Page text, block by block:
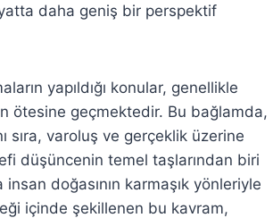
daha geniş bir perspektif
yapıldığı konular, genellikle
ötesine geçmektedir. Bu bağlamda,
sıra, varoluş ve gerçeklik üzerine
düşüncenin temel taşlarından biri
doğasının karmaşık yönleriyle
içinde şekillenen bu kavram,